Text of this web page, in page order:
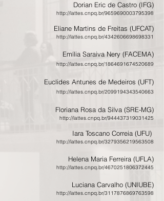
Dorian Eric de Castro (IFG)
http://lattes.cnpq.br/9659690003795398
Eliane Martins de Freitas (UFCAT)
http://lattes.cnpq.br/4342606698698331
Emília Saraiva Nery (FACEMA)
http://lattes.cnpq.br/1864691674520689
Euclides Antunes de Medeiros (UFT)
http://lattes.cnpq.br/2099194343540663
Floriana Rosa da Silva (SRE-MG)
http://lattes.cnpq.br/944437319031425
Iara Toscano Correia (UFU)
http://lattes.cnpq.br/3279356219563508
Helena Maria Ferreira (UFLA)
http://lattes.cnpq.br/4670251806372445
Luciana Carvalho (UNIUBE)
http://lattes.cnpq.br/3117876869763598